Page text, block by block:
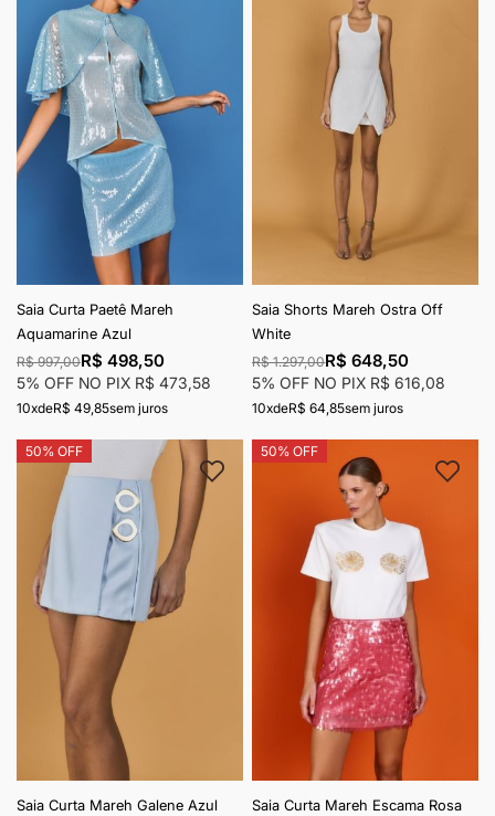
Saia Curta Paetê Mareh
Aquamarine Azul
R$ 997,00R$ 498,50
5% OFF NO PIX R$ 473,58
10xdeR$ 49,85sem juros
Saia Shorts Mareh Ostra Off
White
R$ 1.297,00R$ 648,50
5% OFF NO PIX R$ 616,08
10xdeR$ 64,85sem juros
50% OFF
Saia Curta Mareh Galene Azul
Adicionar à lista de desejos
50% OFF
Saia Curta Mareh Escama Rosa